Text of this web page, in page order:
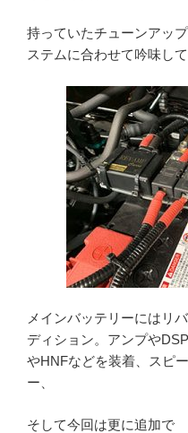
持っていたチューンアッ
ステムに合わせて吟味して
メインバッテリーにはリ
ディション。アンプや
やHNFなどを装着、スピ
ー、
そして今回は更に追加で